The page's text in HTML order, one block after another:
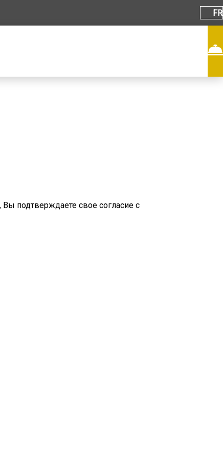
FR
подтверждаете свое согласие с